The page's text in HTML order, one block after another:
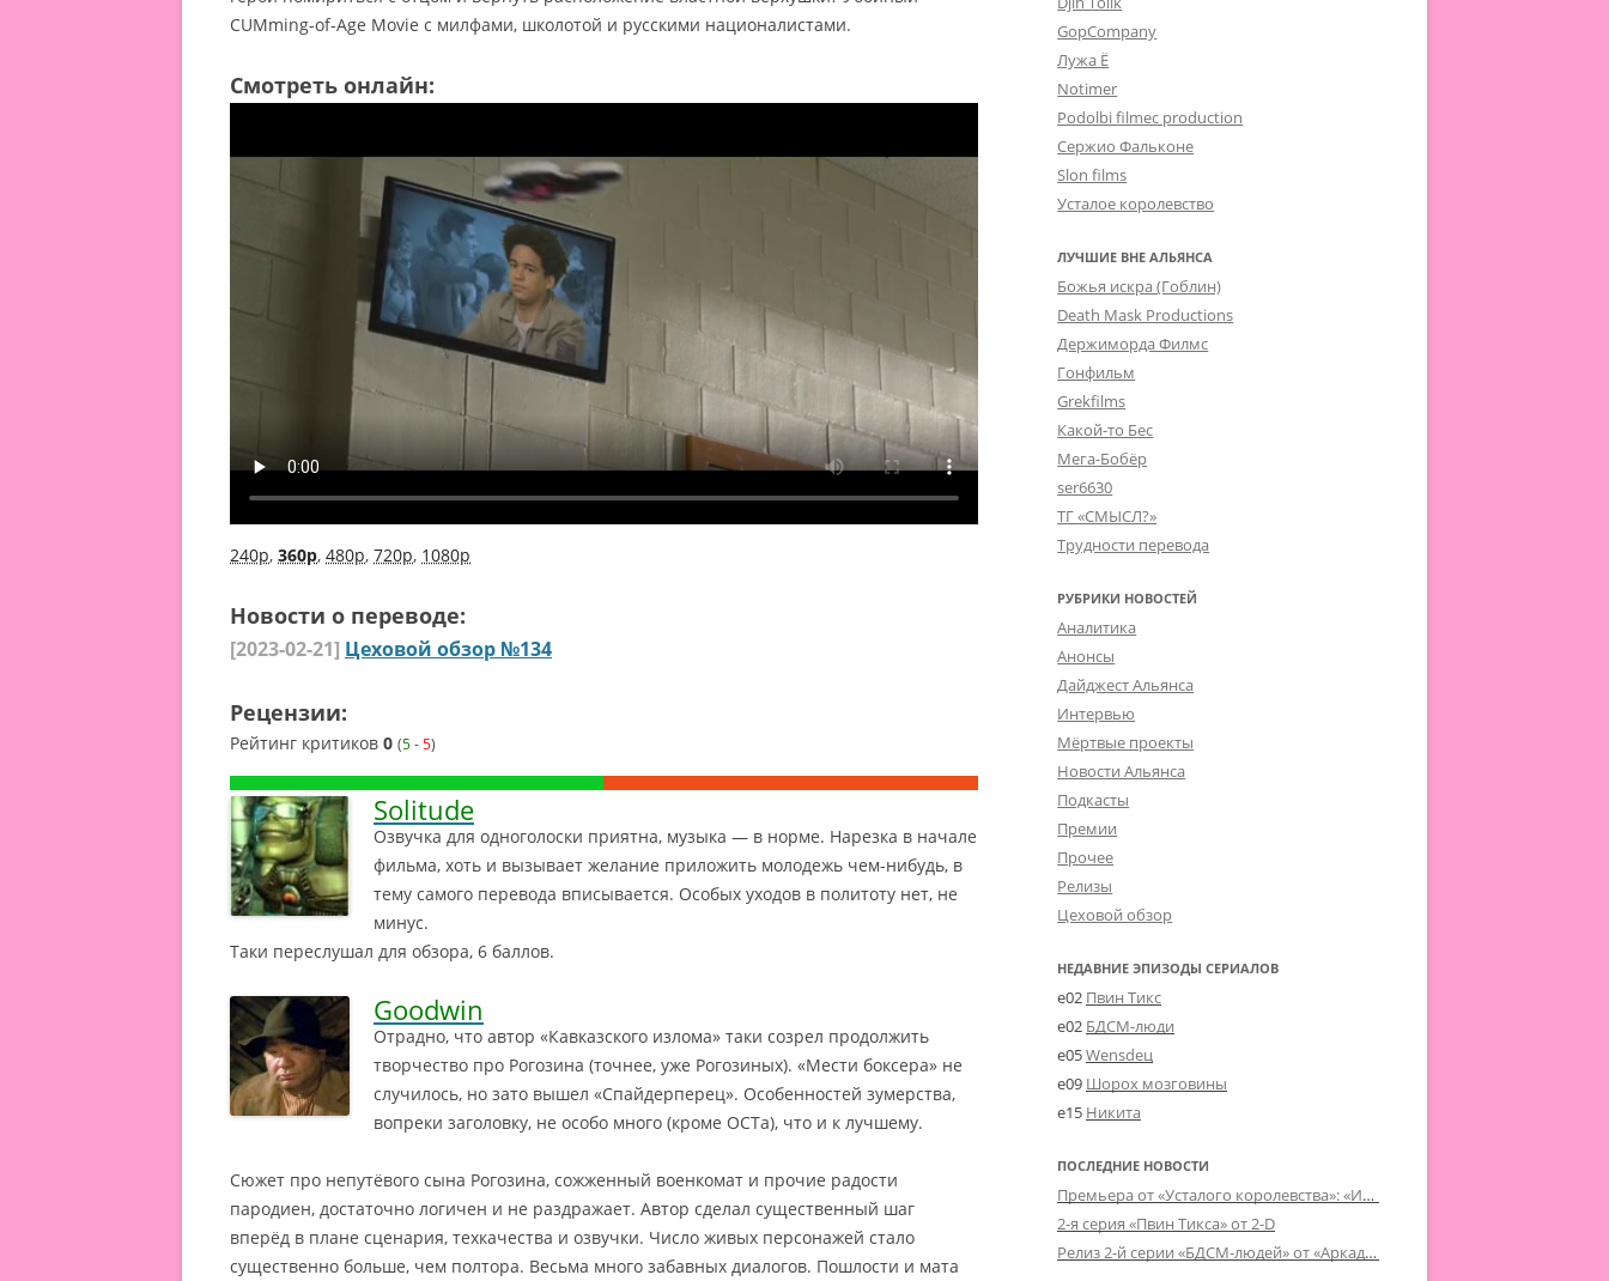
CUMming-of-Age Movie с милфами, школотой и русскими националистами.
Смотреть онлайн:
240p, 360p, 480p, 720p, 1080p
Новости о переводе:
[2023-02-21] Цеховой обзор №134
Рецензии:
Рейтинг критиков 0 (5- 5)
Solitude
Озвучка для одноголоски приятна, музыка — в норме. Нарезка в начале
фильма, хоть и вызывает желание приложить молодежь чем-нибудь, в
тему самого перевода вписывается. Особых уходов в политоту нет, не
минус.
Таки переслушал для обзора, 6 баллов.
Goodwin
Отрадно, что автор «Кавказского излома» таки созрел продолжить
творчество про Рогозина (точнее, уже Рогозиных). «Мести боксера» не
случилось, но зато вышел «Спайдерперец». Особенностей зумерства,
вопреки заголовку, не особо много (кроме ОСТа), что и к лучшему.
Сюжет про непутёвого сына Рогозина, сожженный военкомат и прочие радости
пародиен, достаточно логичен и не раздражает. Автор сделал существенный шаг
вперёд в плане сценария, техкачества и озвучки. Число живых персонажей стало
существенно больше, чем полтора. Весьма много забавных диалогов. Пошлости и мата
GopCompany
Лужа Ё
Notimer
Podolbi filmec production
Сержио Фальконе
Slon films
Усталое королевство
ЛУЧШИЕ ВНЕ АЛЬЯНСА
Божья искра (Гоблин)
Death Mask Productions
Держиморда Филмс
Гонфильм
Grekfilms
Какой-то Бес
Мега-Бобёр
ser6630
ТГ «СМЫСЛ?»
Трудности перевода
РУБРИКИ НОВОСТЕЙ
Аналитика
Анонсы
Дайджест Альянса
Интервью
Мёртвые проекты
Новости Альянса
Подкасты
Премии
Прочее
Релизы
Цеховой обзор
НЕДАВНИЕ ЭПИЗОДЫ СЕРИАЛОВ
e02 Пвин Тикс
e02 БДСМ-люди
e05Wensdeц
e09 Шорох мозговины
e15 Никита
ПОСЛЕДНИЕ НОВОСТИ
Премьера от «Усталого королевства»: «Игорь начал»
2-я серия «Пвин Тикса» от 2-D
Релиз 2-й серии «БДСМ-людей» от «Аркада Фильм»